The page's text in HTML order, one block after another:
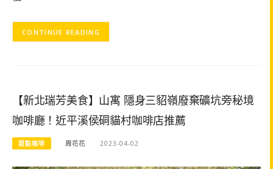
CONTINUE READING
【新北瑞芳美食】山寓 隱身三貂嶺廢棄礦坑旁秘境
咖啡廳！近平溪侯硐貓村咖啡店推薦
甜點咖啡 周花花 2023-04-02